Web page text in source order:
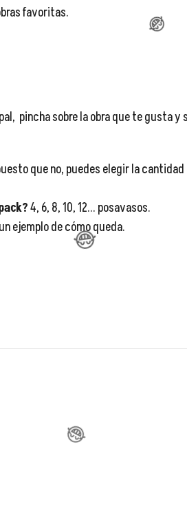
favoritas.
pincha sobre la obra que te gusta y
que no, puedes elegir la
4, 6, 8, 10, 12... posavasos.
ejemplo de cómo queda.